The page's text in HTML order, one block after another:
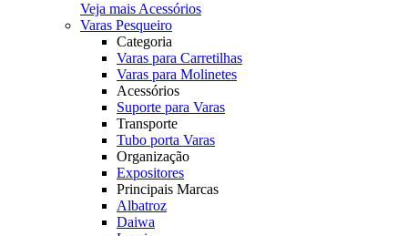
Veja mais Acessórios
Varas Pesqueiro
Categoria
Varas para Carretilhas
Varas para Molinetes
Acessórios
Suporte para Varas
Transporte
Tubo porta Varas
Organização
Expositores
Principais Marcas
Albatroz
Daiwa